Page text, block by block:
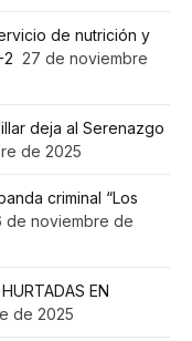
de nutrición y
2 27 de noviembre
deja al Serenazgo
de 2025
criminal “Los
de noviembre de
EN
de 2025